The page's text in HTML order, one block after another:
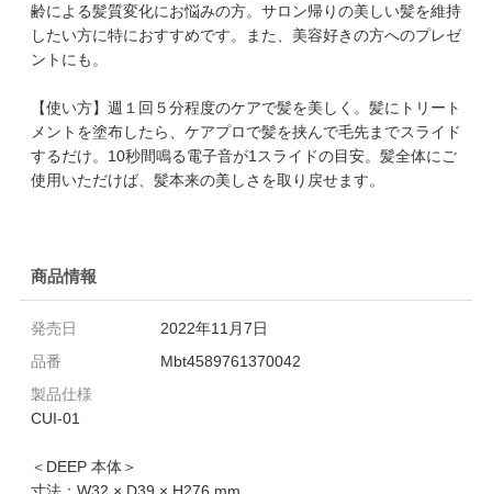
齢による髪質変化にお悩みの方。サロン帰りの美しい髪を維持
したい方に特におすすめです。また、美容好きの方へのプレゼ
ントにも。
【使い方】週１回５分程度のケアで髪を美しく。髪にトリート
メントを塗布したら、ケアプロで髪を挟んで毛先までスライド
するだけ。10秒間鳴る電子音が1スライドの目安。髪全体にご
使用いただけば、髪本来の美しさを取り戻せます。
商品情報
発売日
2022年11月7日
品番
Mbt4589761370042
製品仕様
CUI-01
＜DEEP 本体＞